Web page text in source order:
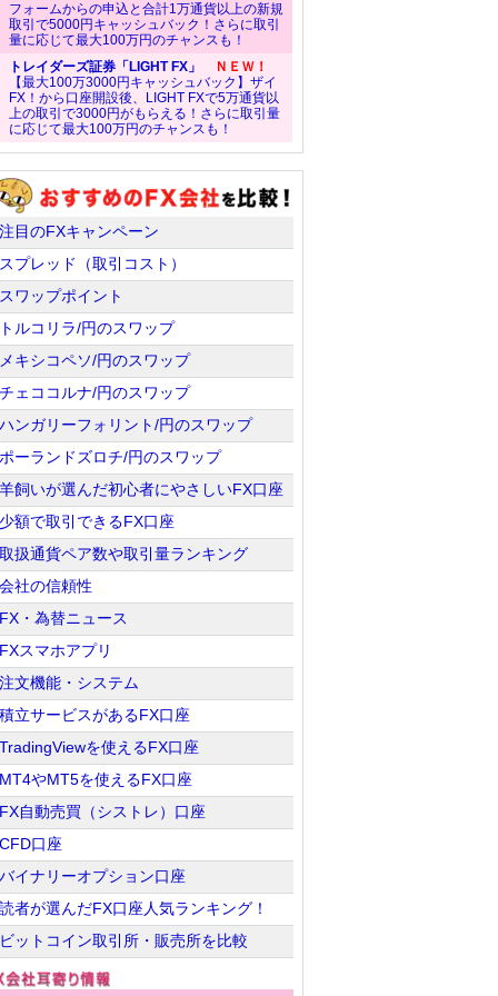
フォームからの申込と合計1万通貨以上の新規
取引で5000円キャッシュバック！さらに取引
量に応じて最大100万円のチャンスも！
トレイダーズ証券「LIGHT FX」
ＮＥＷ！
【最大100万3000円キャッシュバック】ザイ
FX！から口座開設後、LIGHT FXで5万通貨以
上の取引で3000円がもらえる！さらに取引量
に応じて最大100万円のチャンスも！
注目のFXキャンペーン
スプレッド（取引コスト）
スワップポイント
トルコリラ/円のスワップ
メキシコペソ/円のスワップ
チェココルナ/円のスワップ
ハンガリーフォリント/円のスワップ
ポーランドズロチ/円のスワップ
羊飼いが選んだ初心者にやさしいFX口座
少額で取引できるFX口座
取扱通貨ペア数や取引量ランキング
会社の信頼性
FX・為替ニュース
FXスマホアプリ
注文機能・システム
積立サービスがあるFX口座
TradingViewを使えるFX口座
MT4やMT5を使えるFX口座
FX自動売買（シストレ）口座
CFD口座
バイナリーオプション口座
読者が選んだFX口座人気ランキング！
ビットコイン取引所・販売所を比較